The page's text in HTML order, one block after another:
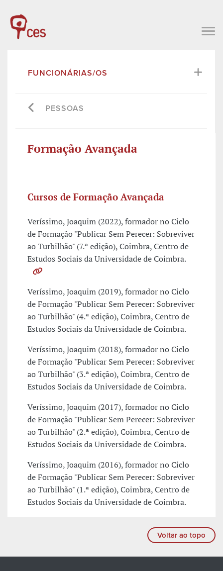
FUNCIONÁRIAS/OS
PESSOAS
Formação Avançada
Cursos de Formação Avançada
Veríssimo, Joaquim (2022), formador no Ciclo
de Formação "Publicar Sem Perecer: Sobreviver
ao Turbilhão" (7.ª edição), Coimbra, Centro de
Estudos Sociais da Universidade de Coimbra.
Veríssimo, Joaquim (2019), formador no Ciclo
de Formação "Publicar Sem Perecer: Sobreviver
ao Turbilhão" (4.ª edição), Coimbra, Centro de
Estudos Sociais da Universidade de Coimbra.
Veríssimo, Joaquim (2018), formador no Ciclo
de Formação "Publicar Sem Perecer: Sobreviver
ao Turbilhão" (3.ª edição), Coimbra, Centro de
Estudos Sociais da Universidade de Coimbra.
Veríssimo, Joaquim (2017), formador no Ciclo
de Formação "Publicar Sem Perecer: Sobreviver
ao Turbilhão" (2.ª edição), Coimbra, Centro de
Estudos Sociais da Universidade de Coimbra.
Veríssimo, Joaquim (2016), formador no Ciclo
de Formação "Publicar Sem Perecer: Sobreviver
ao Turbilhão" (1.ª edição), Coimbra, Centro de
Estudos Sociais da Universidade de Coimbra.
Voltar ao topo